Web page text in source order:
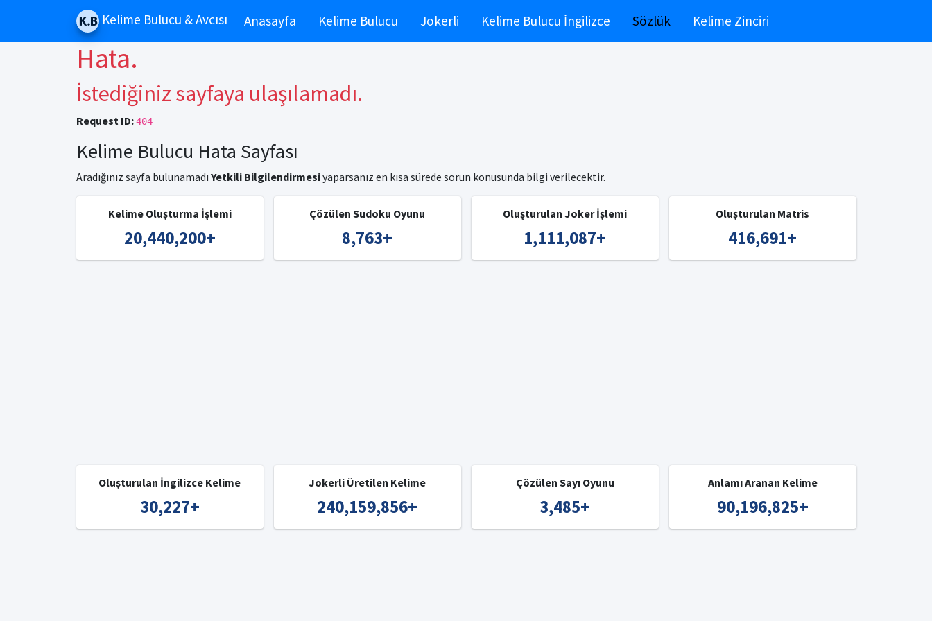
Kelime Bulucu & Avcısı Anasayfa Kelime Bulucu Jokerli Kelime Bulucu İngilizce Sözlük Kelime Zinciri
Hata.
İstediğiniz sayfaya ulaşılamadı.
Request ID: 404
Kelime Bulucu Hata Sayfası
Aradığınız sayfa bulunamadı Yetkili Bilgilendirmesiyaparsanız en kısa sürede sorun konusunda bilgi verilecektir.
Kelime Oluşturma İşlemi
20,440,200+
Çözülen Sudoku Oyunu
8,763+
Oluşturulan Joker İşlemi
1,111,087+
Oluşturulan Matris
416,691+
Oluşturulan İngilizce Kelime
30,227+
Jokerli Üretilen Kelime
240,159,856+
Çözülen Sayı Oyunu
3,485+
Anlamı Aranan Kelime
90,196,825+